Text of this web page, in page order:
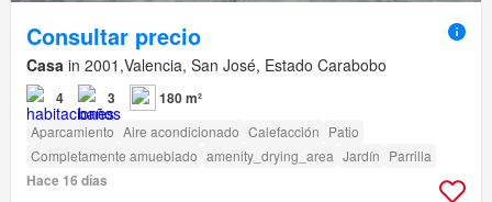
Consultar precio
Casa in 2001,Valencia, San José, Estado Carabobo
4 3 180 m²
Aparcamiento Aire acondicionado Calefacción Patio
Completamente amueblado amenity_drying_area Jardín Parrilla
Hace 16 días